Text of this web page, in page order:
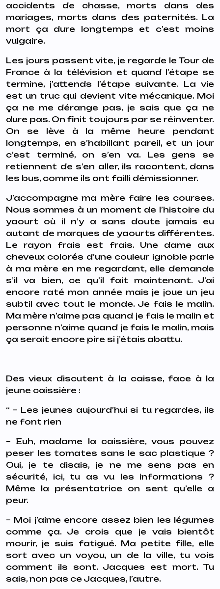
accidents de chasse, morts dans des
mariages, morts dans des paternités. La
mort ça dure longtemps et c’est moins
vulgaire.
Les jours passent vite, je regarde le Tour de
France à la télévision et quand l’étape se
termine, j’attends l’étape suivante. La vie
est un truc qui devient vite mécanique. Moi
ça ne me dérange pas, je sais que ça ne
dure pas. On finit toujours par se réinventer.
On se lève à la même heure pendant
longtemps, en s’habillant pareil, et un jour
c’est terminé, on s’en va. Les gens se
retiennent de s’en aller, ils racontent, dans
les bus, comme ils ont failli démissionner.
J’accompagne ma mère faire les courses.
Nous sommes à un moment de l’histoire du
yaourt où il n’y a sans doute jamais eu
autant de marques de yaourts différentes.
Le rayon frais est frais. Une dame aux
cheveux colorés d’une couleur ignoble parle
à ma mère en me regardant, elle demande
s’il va bien, ce qu’il fait maintenant. J’ai
encore raté mon année mais je joue un jeu
subtil avec tout le monde. Je fais le malin.
Ma mère n’aime pas quand je fais le malin et
personne n’aime quand je fais le malin, mais
ça serait encore pire si j’étais abattu.
Des vieux discutent à la caisse, face à la
jeune caissière :
“ – Les jeunes aujourd’hui si tu regardes, ils
ne font rien
– Euh, madame la caissière, vous pouvez
peser les tomates sans le sac plastique ?
Oui, je te disais, je ne me sens pas en
sécurité, ici, tu as vu les informations ?
Même la présentatrice on sent qu’elle a
peur.
– Moi j’aime encore assez bien les légumes
comme ça. Je crois que je vais bientôt
mourir, je suis fatigué. Ma petite fille, elle
sort avec un voyou, un de la ville, tu vois
comment ils sont. Jacques est mort. Tu
sais, non pas ce Jacques, l’autre.